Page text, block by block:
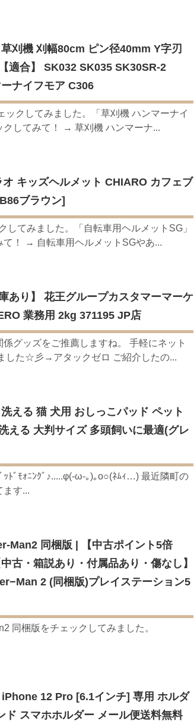
刈機 刈幅80cm ピン径40mm Y字刃
適合】 SK032 SK035 SK30SR-2
ナイフモア C306
ックしてみました。「草刈機 ハンマーナイ
してみて！ → 草刈機 ハンマーナ...
キッズヘルメット CHIARO カフェブ
ブラウン]
してみました。「自転車用ヘルメットSG」
！ → 自転車用ヘルメットSGやあ...
あり】 花王グループカスタマーマーケ
業務用 2kg 371195 JP店
グッズをご推薦しますね。 手軽にネット
した☆彡→アタックゼロ ご紹介したの...
える 猫 犬用 おしっこパッド ペット
える 大判サイズ 多頭飼いに最適(グレ
ﾄﾞﾓｫﾆﾝｸﾞ♪.....φ(-ω-｡)｡o○(ﾈﾑｨ…) 最近隣町の
ます...
Man2 同梱版 | 【中古ポイント5倍
古・箱説あり・付属品あり・傷なし】
2 (同梱版)プレイステーション5
同梱版をチェックしてみました。
12 Pro [6.1インチ] 専用 ホルダ
ド スマホホルダー メール便送料無料